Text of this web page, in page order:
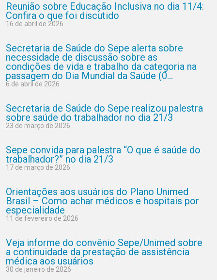
Reunião sobre Educação Inclusiva no dia 11/4:
Confira o que foi discutido
16 de abril de 2026
Secretaria de Saúde do Sepe alerta sobre
necessidade de discussão sobre as
condições de vida e trabalho da categoria na
passagem do Dia Mundial da Saúde (0...
6 de abril de 2026
Secretaria de Saúde do Sepe realizou palestra
sobre saúde do trabalhador no dia 21/3
23 de março de 2026
Sepe convida para palestra “O que é saúde do
trabalhador?” no dia 21/3
17 de março de 2026
Orientações aos usuários do Plano Unimed
Brasil – Como achar médicos e hospitais por
especialidade
11 de fevereiro de 2026
Veja informe do convênio Sepe/Unimed sobre
a continuidade da prestação de assistência
médica aos usuários
30 de janeiro de 2026